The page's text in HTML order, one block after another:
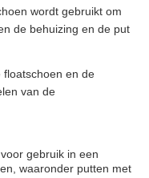
wordt gebruikt om
de behuizing en de put
floatschoen en de
van de
gebruik in een
waaronder putten met